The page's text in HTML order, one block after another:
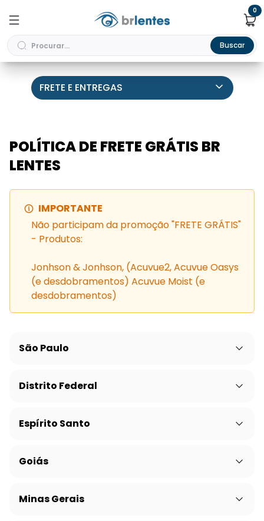
Buscar
0
FRETE E ENTREGAS
POLÍTICA DE FRETE GRÁTIS BR
LENTES
IMPORTANTE
Não participam da promoção "FRETE GRÁTIS"
- Produtos:
Jonhson & Jonhson, (Acuvue2, Acuvue Oasys
(e desdobramentos) Acuvue Moist (e
desdobramentos)
São Paulo
Distrito Federal
Espírito Santo
Goiás
Minas Gerais